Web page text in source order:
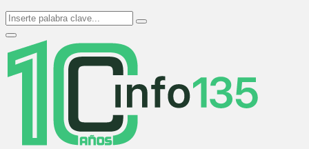
Search
for:
Search
Primary
Menu